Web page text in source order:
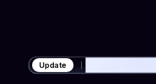
Update